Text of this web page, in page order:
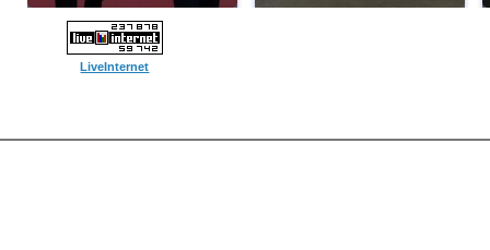
LiveInternet